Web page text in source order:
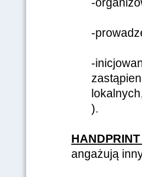
-
-
).
angażują